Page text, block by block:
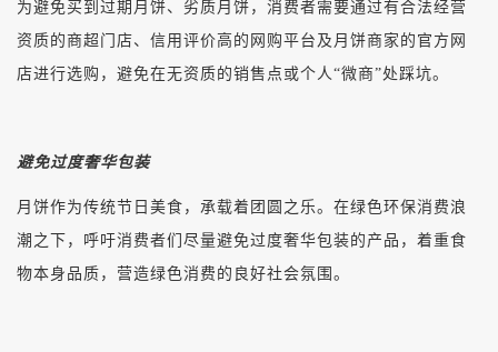
为避免买到过期月饼、劣质月饼，消费者需要通过有合法经营
资质的商超门店、信用评价高的网购平台及月饼商家的官方网
店进行选购，避免在无资质的销售点或个人“微商”处踩坑。
避免过度奢华包装
月饼作为传统节日美食，承载着团圆之乐。在绿色环保消费浪
潮之下，呼吁消费者们尽量避免过度奢华包装的产品，着重食
物本身品质，营造绿色消费的良好社会氛围。